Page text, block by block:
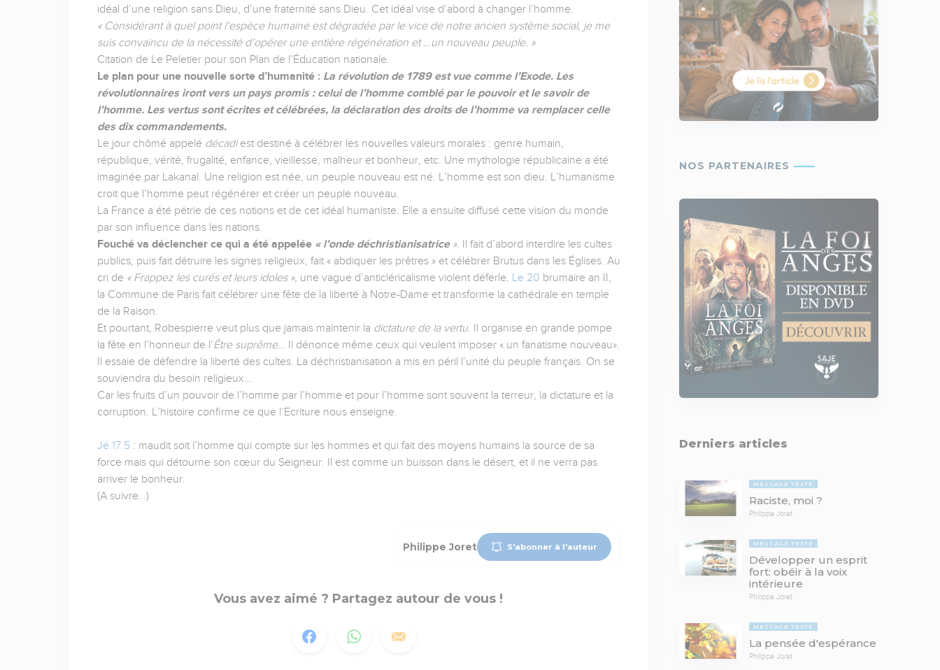
idéal d’une religion sans Dieu, d’une fraternité sans Dieu. Cet idéal vise d’abord à changer l’homme.
« Considérant à quel point l’espèce humaine est dégradée par le vice de notre ancien système social, je me
suis convaincu de la nécessité d’opérer une entière régénération et …un nouveau peuple. »
Citation de Le Peletier pour son Plan de l’Éducation nationale.
Le plan pour une nouvelle sorte d’humanité : La révolution de 1789 est vue comme l’Exode. Les
révolutionnaires iront vers un pays promis : celui de l’homme comblé par le pouvoir et le savoir de
l’homme. Les vertus sont écrites et célébrées, la déclaration des droits de l’homme va remplacer celle
des dix commandements.
Le jour chômé appelé décadiest destiné à célébrer les nouvelles valeurs morales : genre humain,
république, vérité, frugalité, enfance, vieillesse, malheur et bonheur, etc. Une mythologie républicaine a été
imaginée par Lakanal. Une religion est née, un peuple nouveau est né. L’homme est son dieu. L’humanisme
croit que l’homme peut régénérer et créer un peuple nouveau.
La France a été pétrie de ces notions et de cet idéal humaniste. Elle a ensuite diffusé cette vision du monde
par son influence dans les nations.
Fouché va déclencher ce qui a été appelée « l’onde déchristianisatrice». Il fait d’abord interdire les cultes
publics, puis fait détruire les signes religieux, fait « abdiquer les prêtres » et célébrer Brutus dans les Églises. Au
cri de « Frappez les curés et leurs idoles », une vague d’anticléricalisme violent déferle. Le 20 brumaire an II,
la Commune de Paris fait célébrer une fête de la liberté à Notre-Dame et transforme la cathédrale en temple
de la Raison.
Et pourtant, Robespierre veut plus que jamais maintenir la dictature de la vertu. Il organise en grande pompe
la fête en l’honneur de l’Être suprême…
Il dénonce même ceux qui veulent imposer « un fanatisme nouveau».
Il essaie de défendre la liberté des cultes. La déchristianisation a mis en péril l’unité du peuple français. On se
souviendra du besoin religieux…
Car les fruits d’un pouvoir de l’homme par l’homme et pour l’homme sont souvent la terreur, la dictature et la
corruption. L’histoire confirme ce que l’Ecriture nous enseigne.
Jé.17.5: maudit soit l’homme qui compte sur les hommes et qui fait des moyens humains la source de sa
force mais qui détourne son cœur du Seigneur. Il est comme un buisson dans le désert, et il ne verra pas
arriver le bonheur.
(A suivre…)
Philippe Joret S'abonner à l'auteur
Vous avez aimé ? Partagez autour de vous !
Derniers articles
MESSAGE TEXTE
Raciste, moi ?
Philippe Joret
MESSAGE TEXTE
Développer un esprit
fort: obéir à la voix
intérieure
Philippe Joret
MESSAGE TEXTE
La pensée d'espérance
Philippe Joret